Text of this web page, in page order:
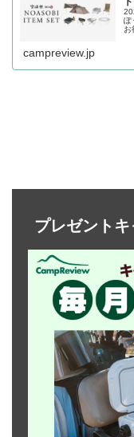
ぽ
お
campreview.jp
プレゼント